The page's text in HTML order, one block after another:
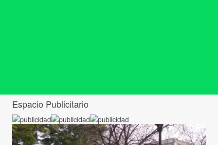
Espacio Publicitario